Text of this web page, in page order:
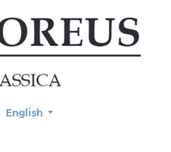
Change the language. The
English